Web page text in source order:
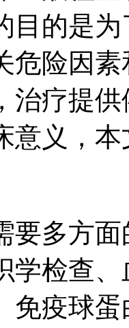
目的是
危险因
治疗提
意义，
要多方
学检查
免疫球